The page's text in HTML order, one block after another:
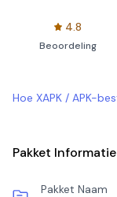
4.8
Beoordeling
Hoe XAPK / APK-
Pakket Informatie
Pakket Naam